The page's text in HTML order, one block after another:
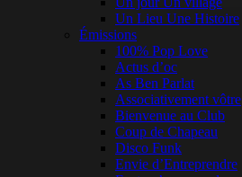
Un Lieu Une Histoire
Émissions
100% Pop Love
Actus d’oc
As Ben Parlat
Associativement vôtre
Bienvenue au Club
Coup de Chapeau
Disco Funk
Envie d’Entreprendre